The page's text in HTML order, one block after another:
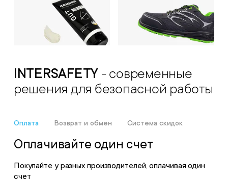
INTERSAFETY - современные
решения для безопасной работы
Оплата Возврат и обмен Система скидок
Оплачивайте один счет
Покупайте у разных производителей, оплачивая один
счет